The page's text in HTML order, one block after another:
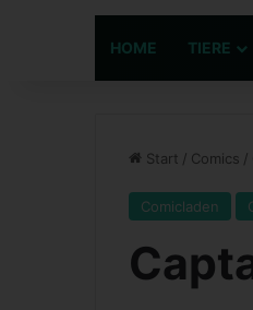
HOME TIERE
Start / Comics /
Comicladen